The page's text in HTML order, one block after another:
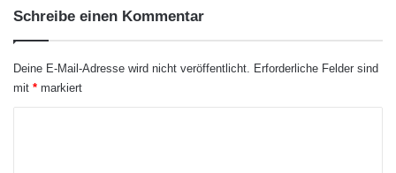
Schreibe einen Kommentar
Deine E-Mail-Adresse wird nicht veröffentlicht. Erforderliche Felder sind
mit * markiert